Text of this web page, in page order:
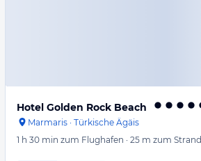
Hotel Golden Rock Beach
Marmaris · Türkische Ägäis
1 h 30 min zum Flughafen · 25 m zum Strand